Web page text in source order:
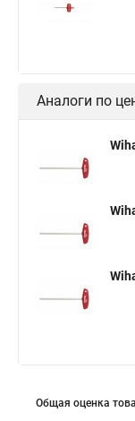
Аналоги по
Общая оценка